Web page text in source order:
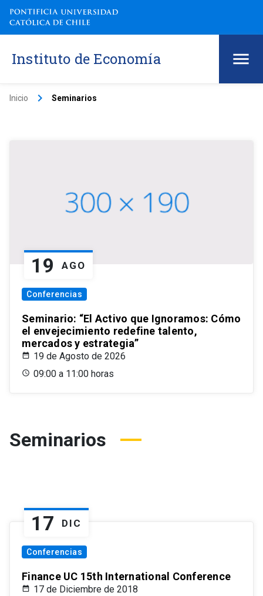
Instituto de Economía
Inicio keyboard_arrow_right Seminarios
19 AGO
Conferencias
Seminario: “El Activo que Ignoramos: Cómo
el envejecimiento redefine talento,
mercados y estrategia”
19 de Agosto de 2026
09:00 a 11:00 horas
Seminarios
17 DIC
Conferencias
Finance UC 15th International Conference
17 de Diciembre de 2018